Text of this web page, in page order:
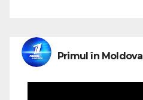
Primul în Moldova